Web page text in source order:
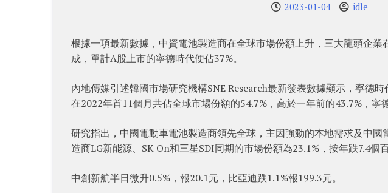
2023-01-04 idle
根據一項最新數據，中資電池製造商在全球市場份額上升，三大龍頭企
成，單計A股上市的寧德時代便佔37%。
內地傳媒引述韓國市場研究機構SNE Research最新發表數據顯示，寧德
在2022年首11個月共佔全球市場份額的54.7%，高於一年前的43.7%，寧
研究指出，中國電動車電池製造商領先全球，主因強勁的本地需求及中
造商LG新能源、SK On和三星SDI同期的市場份額為23.1%，按年跌7.4個百
中創新航半日微升0.5%，報20.1元，比亞迪跌1.1%報199.3元。